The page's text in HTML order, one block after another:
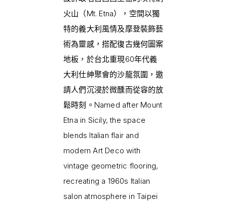
火山（Mt. Etna），空間以獨
特的義大利風情及摩登裝飾藝
術為靈感，搭配復古幾何圖案
地板，於台北重現60年代義
大利仕紳聚會的沙龍氛圍，邀
請人們沉浸於微醺而從容的放
鬆時刻。Named after Mount
Etna in Sicily, the space
blends Italian flair and
modern Art Deco with
vintage geometric flooring,
recreating a 1960s Italian
salon atmosphere in Taipei